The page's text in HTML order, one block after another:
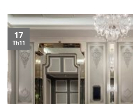
17
Th11